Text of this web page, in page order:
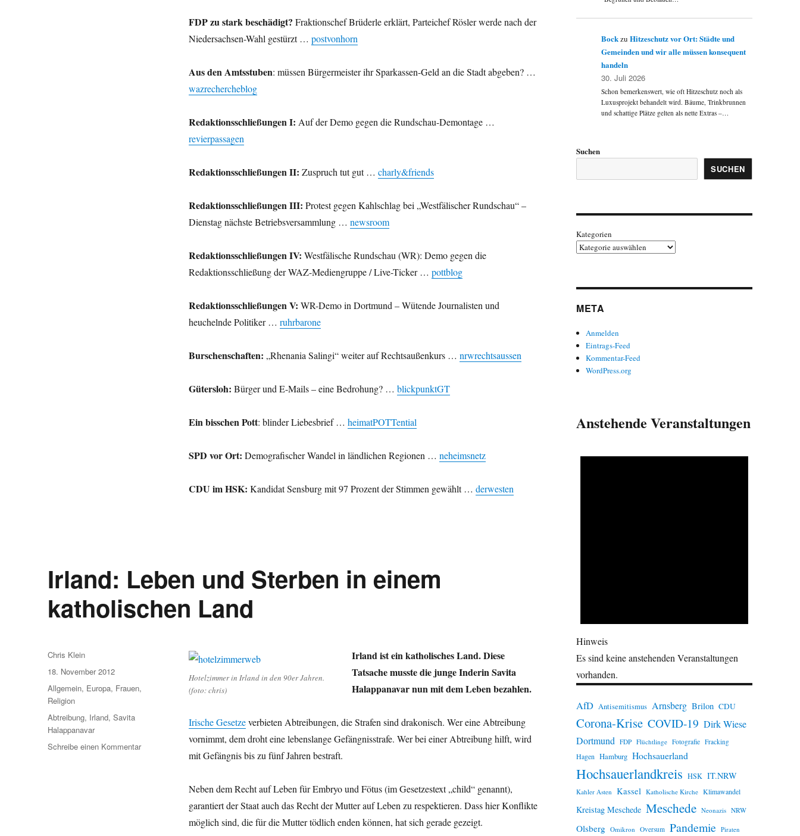
FDP zu stark beschädigt? Fraktionschef Brüderle erklärt, Parteichef Rösler werde nach der
Niedersachsen-Wahl gestürzt … postvonhorn
Aus den Amtsstuben: müssen Bürgermeister ihr Sparkassen-Geld an die Stadt abgeben? …
wazrechercheblog
Redaktionsschließungen I: Auf der Demo gegen die Rundschau-Demontage …
revierpassagen
Redaktionsschließungen II: Zuspruch tut gut … charly&friends
Redaktionsschließungen III: Protest gegen Kahlschlag bei „Westfälischer Rundschau“ –
Dienstag nächste Betriebsversammlung … newsroom
Redaktionsschließungen IV: Westfälische Rundschau (WR): Demo gegen die
Redaktionsschließung der WAZ-Mediengruppe / Live-Ticker … pottblog
Redaktionsschließungen V: WR-Demo in Dortmund – Wütende Journalisten und
heuchelnde Politiker … ruhrbarone
Burschenschaften: „Rhenania Salingi“ weiter auf Rechtsaußenkurs … nrwrechtsaussen
Gütersloh: Bürger und E-Mails – eine Bedrohung? … blickpunktGT
Ein bisschen Pott: blinder Liebesbrief … heimatPOTTential
SPD vor Ort: Demografischer Wandel in ländlichen Regionen … neheimsnetz
CDU im HSK: Kandidat Sensburg mit 97 Prozent der Stimmen gewählt … derwesten
Irland: Leben und Sterben in einem
katholischen Land
Hotelzimmer in Irland in den 90er Jahren.
(foto: chris)
Irland ist ein katholisches Land. Diese
Tatsache musste die junge Inderin Savita
Halappanavar nun mit dem Leben bezahlen.
Irische Gesetzeverbieten Abtreibungen, die Strafen sind drakonisch. Wer eine Abtreibung
vornimmt, dem droht eine lebenslange Gefängnisstrafe. Wer bei einer Abtreibung hilft, wird
mit Gefängnis bis zu fünf Jahren bestraft.
Neben dem Recht auf Leben für Embryo und Fötus (im Gesetzestext „child“ genannt),
garantiert der Staat auch das Recht der Mutter auf Leben zu respektieren. Dass hier Konflikte
möglich sind, die für die Mutter tödlich enden können, hat sich gerade gezeigt.
Autor
Chris Klein
Veröffentlicht
am
18. November 2012
Kategorien
Allgemein, Europa, Frauen,
Religion
Schlagwörter
Abtreibung, Irland,Savita
Halappanavar
Schreibe einen Kommentarzu
BockzuHitzeschutz vor Ort: Städte und
Gemeinden und wir alle müssen konsequent
handeln
30. Juli 2026
Schon bemerkenswert, wie oft Hitzeschutz noch als
Luxusprojekt behandelt wird. Bäume, Trinkbrunnen
und schattige Plätze gelten als nette Extras –…
Suchen
SUCHEN
Kategorien
META
Anmelden
Eintrags-Feed
Kommentar-Feed
WordPress.org
Anstehende Veranstaltungen
Hinweis
Es sind keine anstehenden Veranstaltungen
vorhanden.
AfD Antisemitismus Arnsberg Brilon CDU
Corona-Krise COVID-19 Dirk Wiese
Dortmund FDP Flüchtlinge Fotografie Fracking
Hagen Hamburg Hochsauerland
Hochsauerlandkreis HSK IT.NRW
Kahler Asten Kassel Katholische Kirche Klimawandel
Kreistag Meschede Meschede Neonazis NRW
Olsberg Omikron Oversum Pandemie Piraten